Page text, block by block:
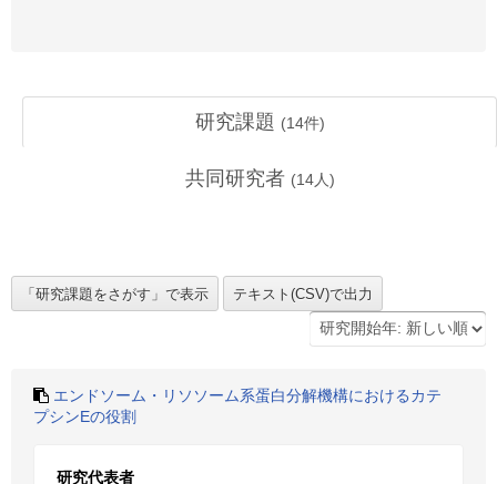
研究課題 (14件)
共同研究者 (14人)
エンドソーム・リソソーム系蛋白分解機構におけるカテ
プシンEの役割
研究代表者